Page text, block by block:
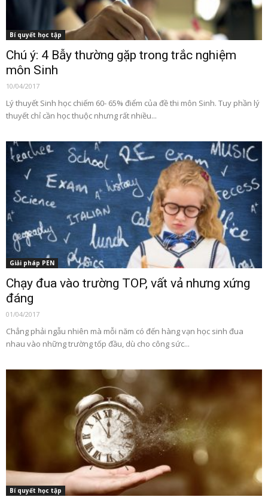
Bí quyết học tập
Chú ý: 4 Bẫy thường gặp trong trắc nghiệm
môn Sinh
10/04/2017
Lý thuyết Sinh học chiếm 60- 65% điểm của đề thi môn Sinh. Tuy phần lý
thuyết chỉ cần học thuộc nhưng rất nhiều...
Giải pháp PEN
Chạy đua vào trường TOP, vất vả nhưng xứng
đáng
01/04/2017
Chẳng phải ngẫu nhiên mà mỗi năm có đến hàng vạn học sinh đua
nhau vào những trường tốp đầu, dù cho công sức...
Bí quyết học tập